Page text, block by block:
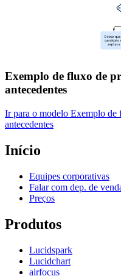
Exemplo de fluxo de
antecedentes
Ir para o modelo Exemplo de
antecedentes
Início
Equipes corporativas
Falar com dep. de
Preços
Produtos
Lucidspark
Lucidchart
airfocus